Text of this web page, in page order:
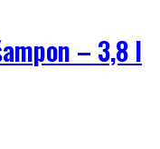
– 3,8 l